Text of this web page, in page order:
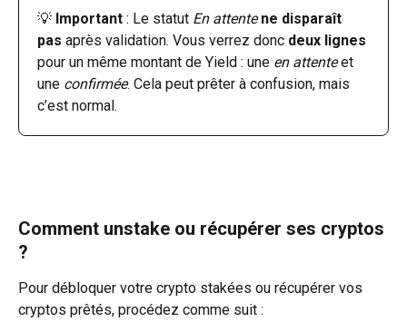
💡 Important : Le statut En attente ne disparaît
pas après validation. Vous verrez donc deux lignes
pour un même montant de Yield : une en attente et
une confirmée. Cela peut prêter à confusion, mais
c’est normal.
Comment unstake ou récupérer ses cryptos
?
Pour débloquer votre crypto stakées ou récupérer vos
cryptos prêtés, procédez comme suit :